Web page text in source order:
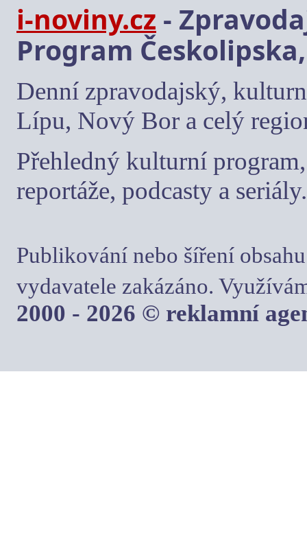
i-noviny.cz -
Program
Denní zpravodajský,
Lípu, Nový Bor a celý
Přehledný kulturní
reportáže, podcasty a seriály.
Publikování nebo šíření
vydavatele zakázáno.
2000 - 2026 © reklamní